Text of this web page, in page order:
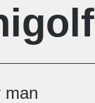
man